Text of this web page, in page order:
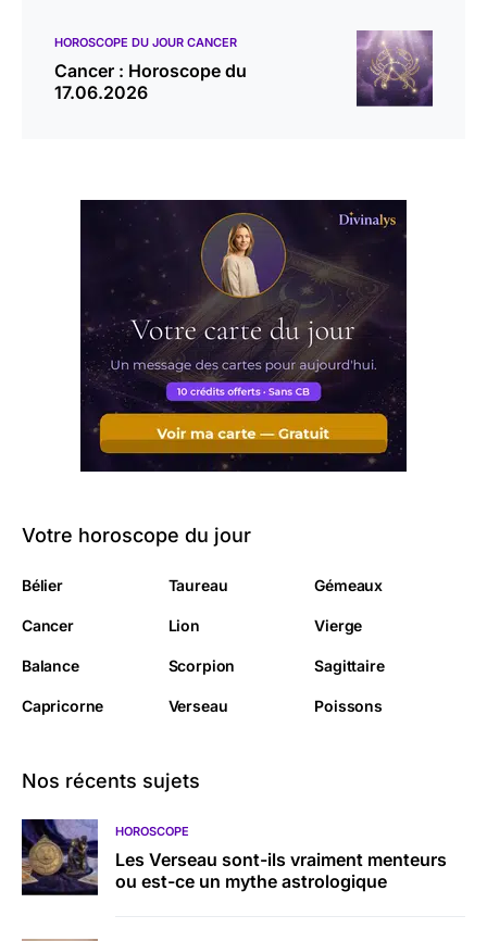
HOROSCOPE DU JOUR CANCER
Cancer : Horoscope du
17.06.2026
Votre horoscope du jour
Bélier Taureau Gémeaux
Cancer Lion Vierge
Balance Scorpion Sagittaire
Capricorne Verseau Poissons
Nos récents sujets
HOROSCOPE
Les Verseau sont-ils vraiment menteurs
ou est-ce un mythe astrologique